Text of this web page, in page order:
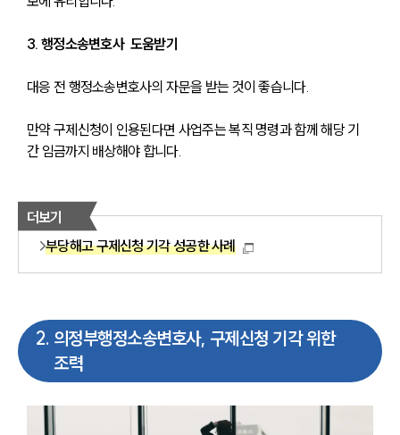
3. 행정소송변호사  도움받기
대응 전 행정소송변호사의 자문을 받는 것이 좋습니다.
만약 구제신청이 인용된다면 사업주는 복직 명령과 함께 해당 기
간 임금까지 배상해야 합니다.
더보기
부당해고 구제신청 기각 성공한 사례
2. 의정부행정소송변호사, 구제신청 기각 위한
조력